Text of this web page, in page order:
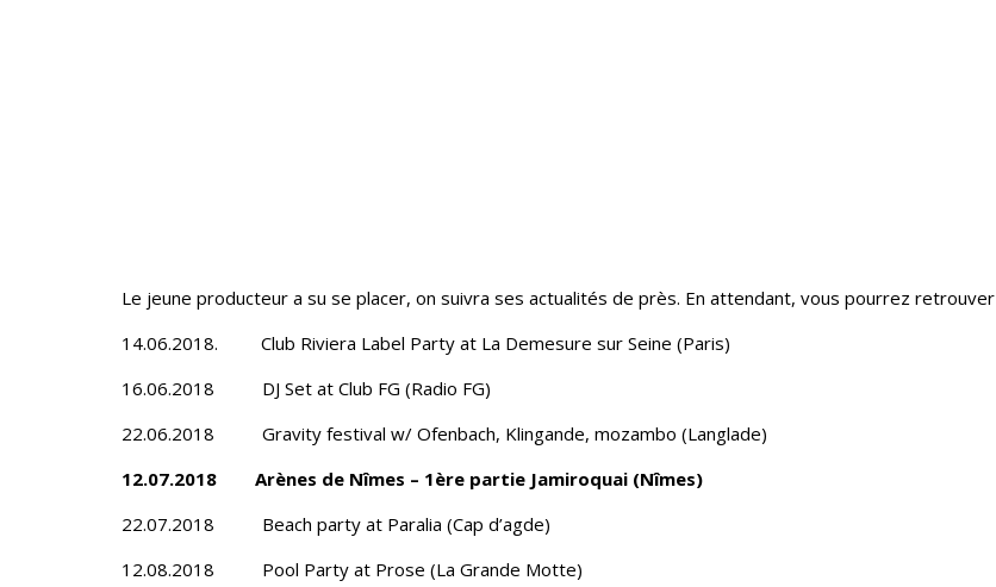
Le jeune producteur a su se placer, on suivra ses actualités de près. En attendant, vous pourrez retrouver
14.06.2018. Club Riviera Label Party at La Demesure sur Seine (Paris)
16.06.2018 DJ Set at Club FG (Radio FG)​
22.06.2018 Gravity festival w/ Ofenbach, Klingande, mozambo (Langlade)
12.07.2018 Arènes de Nîmes – 1ère partie Jamiroquai (Nîmes)
22.07.2018 Beach party at Paralia (Cap d’agde)
12.08.2018 Pool Party at Prose (La Grande Motte)